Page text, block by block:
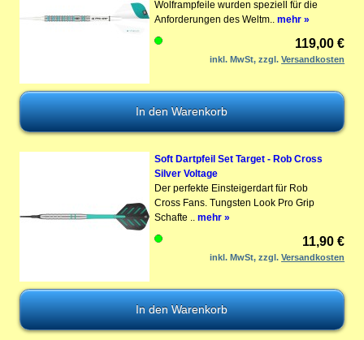
Wolframpfeile wurden speziell für die
Anforderungen des Weltm.. mehr »
119,00 €
inkl. MwSt, zzgl.Versandkosten
Soft Dartpfeil Set Target - Rob Cross
Silver Voltage
Der perfekte Einsteigerdart für Rob
Cross Fans. Tungsten Look Pro Grip
Schafte .. mehr »
11,90 €
inkl. MwSt, zzgl.Versandkosten